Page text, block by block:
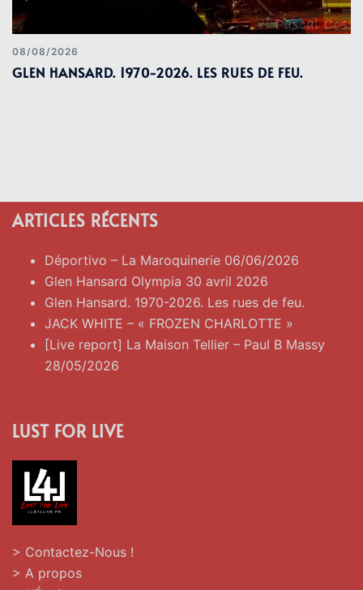
08/08/2026
GLEN HANSARD. 1970-2026. LES RUES DE FEU.
ARTICLES RÉCENTS
Déportivo – La Maroquinerie 06/06/2026
Glen Hansard Olympia 30 avril 2026
Glen Hansard. 1970-2026. Les rues de feu.
JACK WHITE – « FROZEN CHARLOTTE »
[Live report] La Maison Tellier – Paul B Massy
28/05/2026
LUST FOR LIVE
> Contactez-Nous !
> A propos